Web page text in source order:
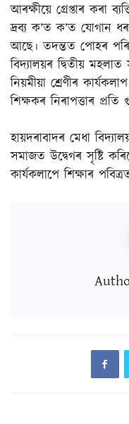
আৰক্ষীয়ে গ্ৰেপ্তাৰ কৰা
দ্ৰব্য ক’ত ক’ত যোগান
আছে। তদন্তত পোহৰ
বিদ্যালয়ৰ দ্বিতীয়
নিয়মীয়া শ্ৰেণীৰ
শিক্ষকৰ নিৰাপত্তাৰ
হায়দৰাবাদৰ মেধা
সমাজত উদ্বেগৰ সৃষ্টি
কাৰ্যকলাপে শিক্ষাৰ